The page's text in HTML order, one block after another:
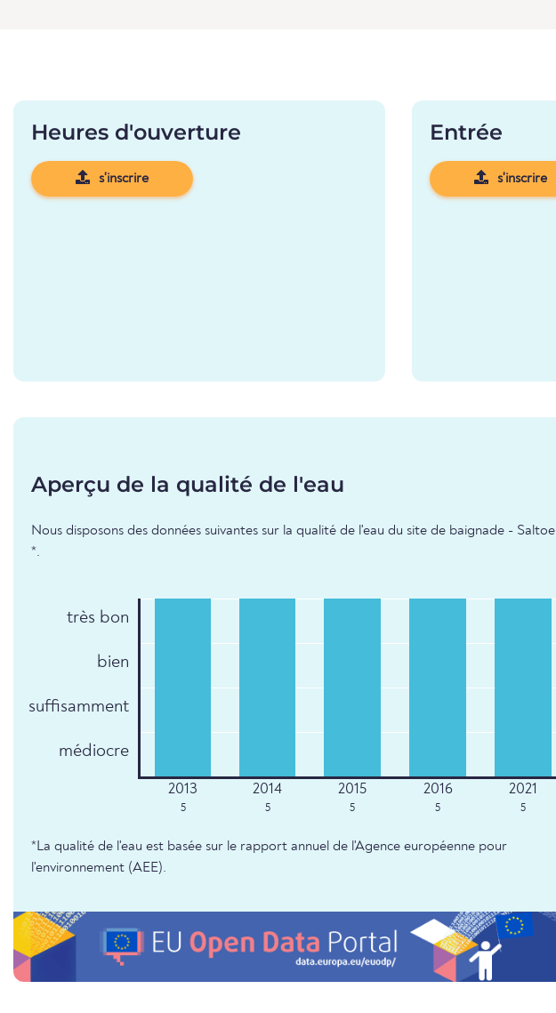
Heures d'ouverture
s'inscrire
Entrée
s'inscrire
Aperçu de la qualité de l'eau
Nous disposons des données suivantes sur la qualité de l'eau du site de baignade - Saltoe
*.
très bon
bien
suffisamment
médiocre
5 5 5 5 5
*La qualité de l'eau est basée sur le rapport annuel de l'Agence européenne pour
l'environnement (AEE).